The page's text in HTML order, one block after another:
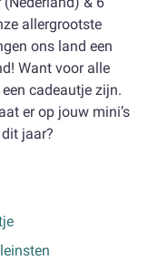
allergrootste
ons land een
Want voor alle
cadeautje zijn.
er op jouw mini’s
jaar?